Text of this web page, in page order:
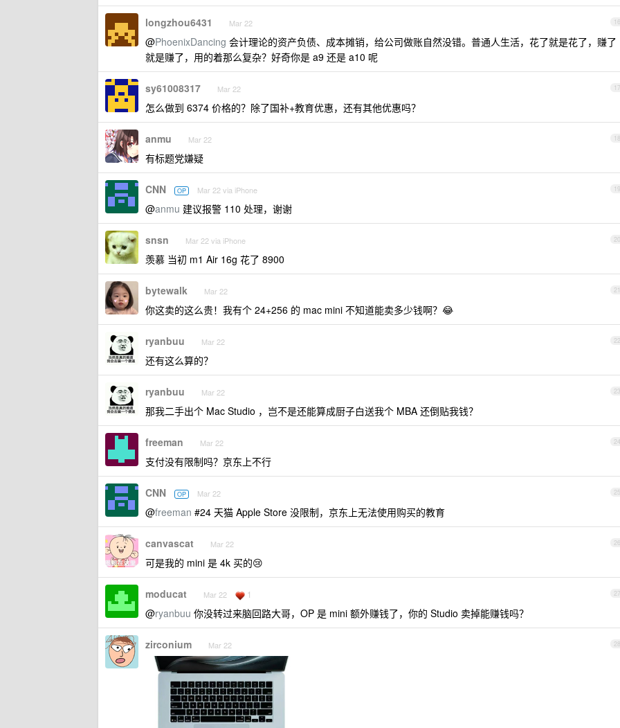
16
longzhou6431 Mar 22
@PhoenixDancing 会计理论的资产负债、成本摊销，给公司做账自然没错。普通人生活，花了就是花了，赚了
就是赚了，用的着那么复杂？好奇你是 a9 还是 a10 呢
17
sy61008317 Mar 22
怎么做到 6374 价格的？除了国补+教育优惠，还有其他优惠吗？
18
anmu Mar 22
有标题党嫌疑
19
CNN OP Mar 22 via iPhone
@anmu 建议报警 110 处理，谢谢
20
snsn Mar 22 via iPhone
羡慕 当初 m1 Air 16g 花了 8900
21
bytewalk Mar 22
你这卖的这么贵！我有个 24+256 的 mac mini 不知道能卖多少钱啊？😂
22
ryanbuu Mar 22
还有这么算的？
23
ryanbuu Mar 22
那我二手出个 Mac Studio ，岂不是还能算成厨子白送我个 MBA 还倒贴我钱？
24
freeman Mar 22
支付没有限制吗？京东上不行
25
CNN OP Mar 22
@freeman #24 天猫 Apple Store 没限制，京东上无法使用购买的教育
26
canvascat Mar 22
可是我的 mini 是 4k 买的😢
27
moducat Mar 22 1
@ryanbuu 你没转过来脑回路大哥，OP 是 mini 额外赚钱了，你的 Studio 卖掉能赚钱吗？
28
zirconium Mar 22